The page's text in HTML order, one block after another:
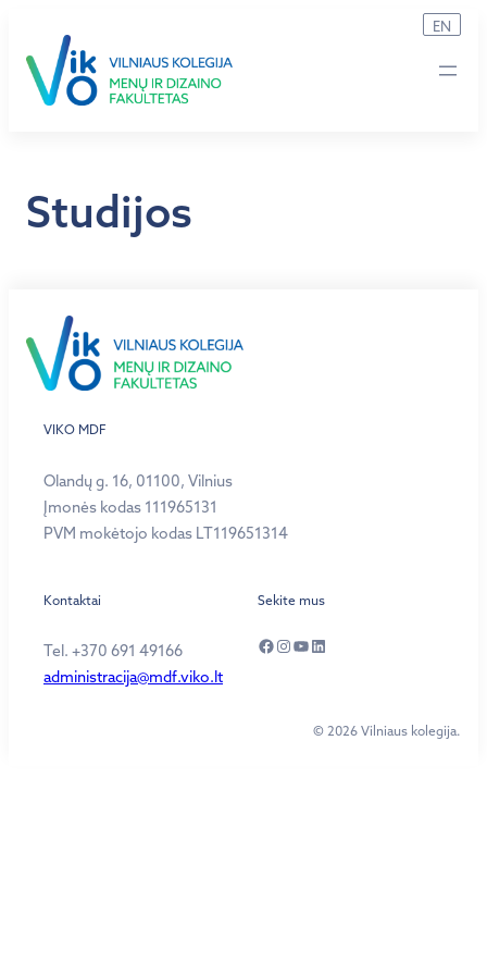
turinio
EN
Studijos
VIKO MDF
Olandų g. 16, 01100, Vilnius
Įmonės kodas 111965131
PVM mokėtojo kodas LT119651314
Kontaktai
Tel. +370 691 49166
administracija@mdf.viko.lt
Sekite mus
Facebook
Instagram
YouTube
LinkedIn
© 2026 Vilniaus kolegija.